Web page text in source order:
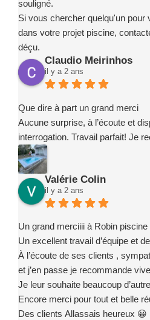
souligné.
Si vous chercher quelqu'un pour
dans votre projet piscine,
déçu.
Claudio Meirinhos
il y a 2 ans
Que dire à part un grand merci
Aucune surprise, à l’écoute et
interrogation. Travail parfait! Je
Valérie Colin
il y a 2 ans
Un grand merciiii à Robin piscine
Un excellent travail d’équipe et
À l’écoute de ses clients ,
et j’en passe je recommande
Je leur souhaite beaucoup
Encore merci pour tout et belle
Des clients Allassais heureux 😀